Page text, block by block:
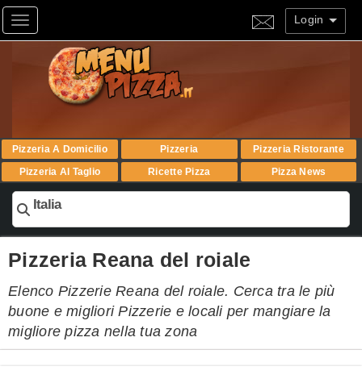
Toggle navigation Login
Pizzeria A Domicilio Pizzeria
Pizzeria Ristorante
Pizzeria Al Taglio
Ricette Pizza Pizza News
Italia
Pizzeria Reana del roiale
Elenco Pizzerie Reana del roiale. Cerca tra le più
buone e migliori Pizzerie e locali per mangiare la
migliore pizza nella tua zona